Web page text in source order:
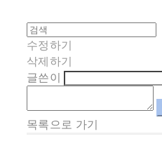
수정하기
삭제하기
글쓴이
목록으로 가기